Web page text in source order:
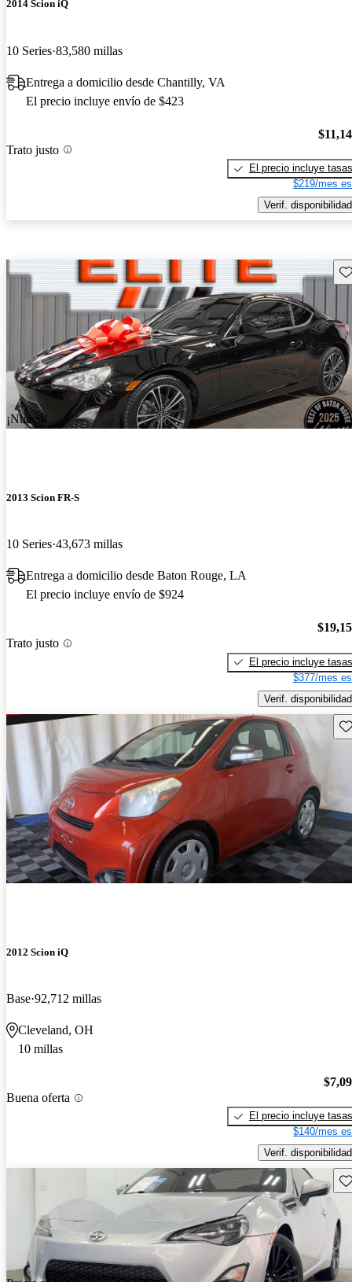
2014 Scion iQ
10 Series 83,580 millas
Entrega a domicilio desde Chantilly, VA
El precio incluye envío de $423
Trato justo
El precio incluye tasas
$219/mes
Verif. disponibilidad
¡Nuevo!
2013 Scion FR-S
10 Series 43,673 millas
Entrega a domicilio desde Baton Rouge, LA
El precio incluye envío de $924
Trato justo
El precio incluye tasas
$377/mes
Verif. disponibilidad
2012 Scion iQ
Base 92,712 millas
Cleveland, OH
10 millas
Buena oferta
El precio incluye tasas
$140/mes
Verif. disponibilidad